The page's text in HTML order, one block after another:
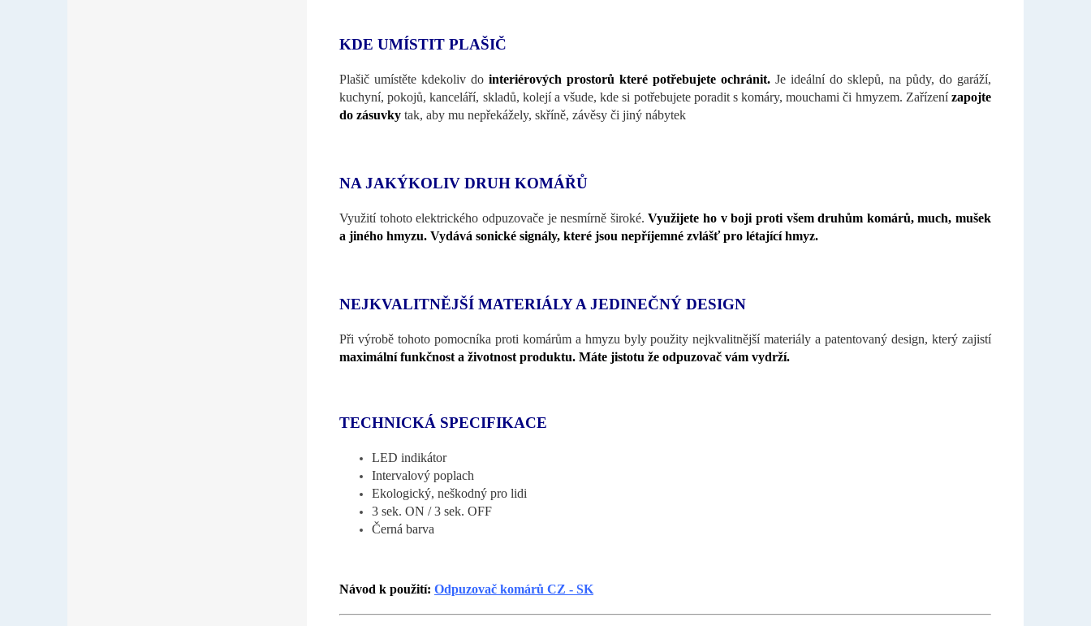
KDE UMÍSTIT PLAŠIČ
Plašič umístěte kdekoliv do interiérových prostorů které potřebujete ochránit. Je ideální do sklepů, na půdy, do garáží,
kuchyní, pokojů, kanceláří, skladů, kolejí a všude, kde si potřebujete poradit s komáry, mouchami či hmyzem. Zařízenízapojte
do zásuvky tak, aby mu nepřekážely, skříně, závěsy či jiný nábytek
NA JAKÝKOLIV DRUH KOMÁŘŮ
Využití tohoto elektrického odpuzovače je nesmírně široké.Využijete ho v boji proti všem druhům komárů, much, mušek
a jiného hmyzu. Vydává sonické signály, které jsou nepříjemné zvlášť pro létající hmyz.
NEJKVALITNĚJŠÍ MATERIÁLY A JEDINEČNÝ DESIGN
Při výrobě tohoto pomocníka proti komárům a hmyzu byly použity nejkvalitnější materiály a patentovaný design, který zajistí
maximální funkčnost a životnost produktu. Máte jistotu že odpuzovač vám vydrží.
TECHNICKÁ SPECIFIKACE
LED indikátor
Intervalový poplach
Ekologický, neškodný pro lidi
3 sek. ON / 3 sek. OFF
Černá barva
Návod k použití: Odpuzovač komárů CZ - SK